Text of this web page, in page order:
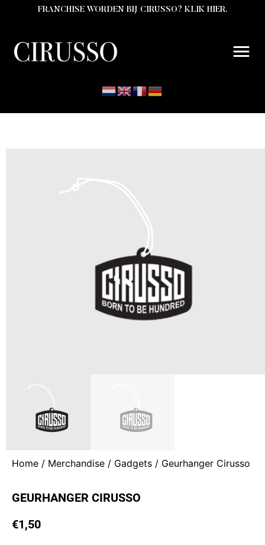
FRANCHISE WORDEN BIJ CIRUSSO? KLIK HIER.
Home / Merchandise / Gadgets / Geurhanger Cirusso
GEURHANGER CIRUSSO
€1,50